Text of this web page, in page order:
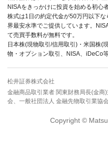
NISAをきっかけに投資を始める初心
株式は1日の約定代金が50万円以下
界最安水準でご提供しています。
て売買手数料が無料です。
日本株(現物取引/信用取引)・米国株(
物・オプション取引、NISA、iDeCo
松井証券株式会社
金融商品取引業者 関東財務局長(金
会、一般社団法人 金融先物取引業協
Copyright ©